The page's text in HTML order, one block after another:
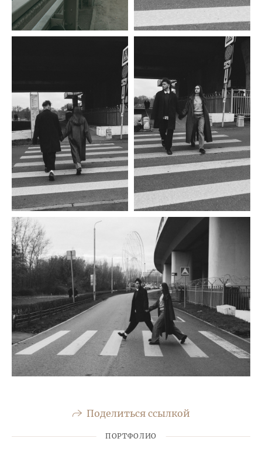
Поделиться ссылкой
ПОРТФОЛИО